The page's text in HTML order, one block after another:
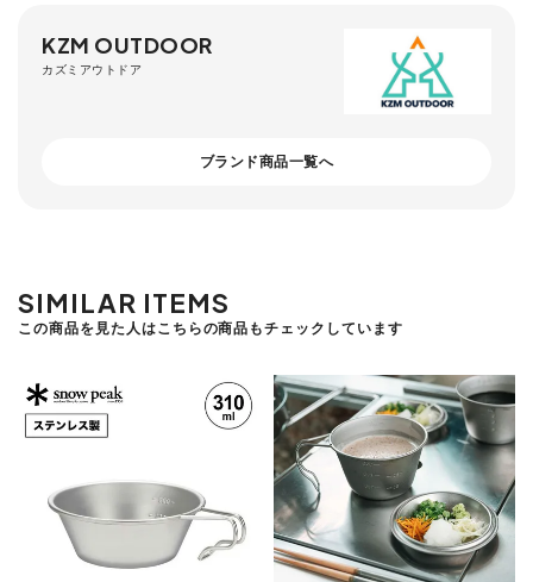
KZM OUTDOOR
カズミアウトドア
ブランド商品一覧へ
SIMILAR ITEMS
この商品を見た人はこちらの商品もチェックしています